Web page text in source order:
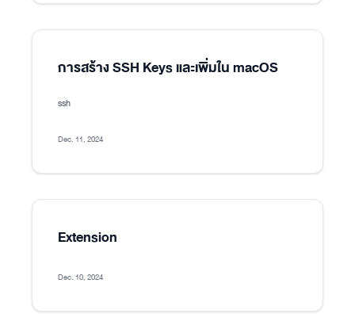
การสร้าง SSH Keys และเพิ่มใน macOS
ssh
Dec. 11, 2024
Extension
Dec. 10, 2024